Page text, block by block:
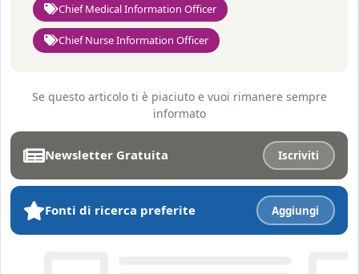
Chief Medical Information Officer
Chief Nurse Information Officer
Se questo articolo ti è piaciuto e vuoi rimanere sempre
informato
Newsletter Gratuita Iscriviti
Fonti di ricerca preferite Aggiungi